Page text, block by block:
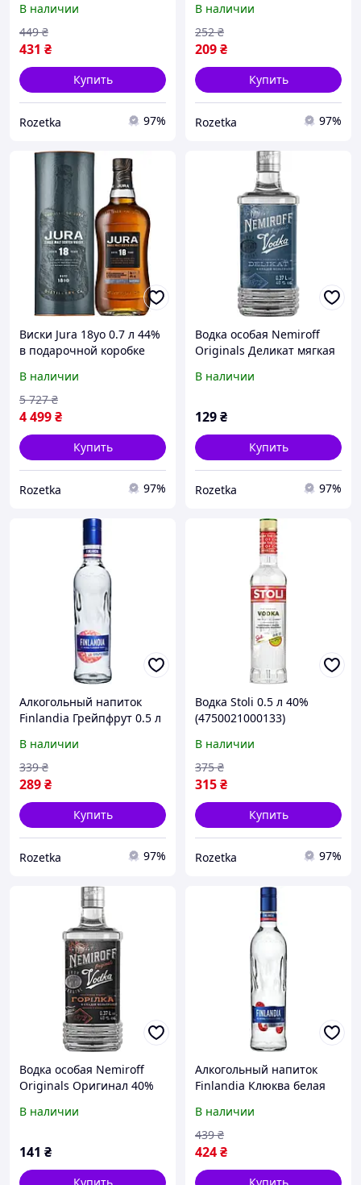
В наличии
431 ₴
449 ₴
Купить
Rozetka 97%
00341)
В наличии
209₴
252 ₴
Купить
Rozetka 97%
Виски Jura 18yo 0.7 л 44%
в подарочной коробке
В наличии
4 499₴
5 727 ₴
Купить
Rozetka 97%
Водка особая Nemiroff
Originals Деликат мягкая
(4820181420420)
В наличии
129₴
Купить
Rozetka 97%
Алкогольный напиток
Finlandia Грейпфрут 0.5 л
В наличии
289₴
339 ₴
Купить
Rozetka 97%
Водка Stoli 0.5 л 40%
(4750021000133)
В наличии
315₴
375 ₴
Купить
Rozetka 97%
Водка особая Nemiroff
Originals Оригинал 40%
В наличии
141 ₴
Алкогольный напиток
Finlandia Клюква белая
(5099873001967)
В наличии
424₴
439 ₴